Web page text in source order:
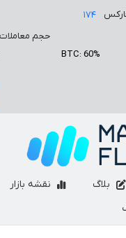
۱۷۴
حجم معاملات
BTC: 60%
بلاگ نقشه بازار